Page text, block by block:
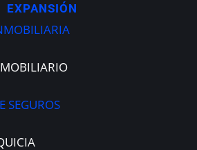
EXPANSIÓN
SEGUROS